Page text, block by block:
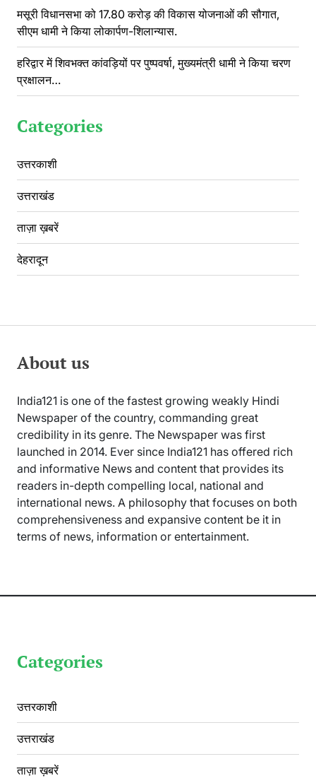
मसूरी विधानसभा को 17.80 करोड़ की विकास योजनाओं की सौगात,
सीएम धामी ने किया लोकार्पण-शिलान्यास.
हरिद्वार में शिवभक्त कांवड़ियों पर पुष्पवर्षा, मुख्यमंत्री धामी ने किया चरण
प्रक्षालन…
Categories
उत्तरकाशी
उत्तराखंड
ताज़ा ख़बरें
देहरादून
About us
India121 is one of the fastest growing weakly Hindi
Newspaper of the country, commanding great
credibility in its genre. The Newspaper was first
launched in 2014. Ever since India121 has offered rich
and informative News and content that provides its
readers in-depth compelling local, national and
international news. A philosophy that focuses on both
comprehensiveness and expansive content be it in
terms of news, information or entertainment.
Categories
उत्तरकाशी
उत्तराखंड
ताज़ा ख़बरें